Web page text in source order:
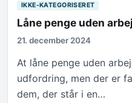
IKKE-KATEGORISERET
Låne penge uden
21. december 2024
At låne penge uden
udfordring, men der er
dem, der står i en…